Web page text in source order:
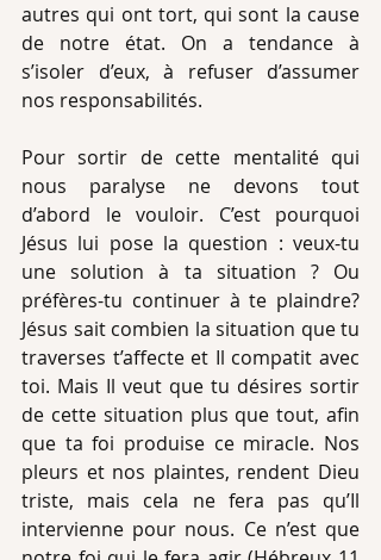
autres qui ont tort, qui sont la cause
de notre état. On a tendance à
s’isoler d’eux, à refuser d’assumer
nos responsabilités.
Pour sortir de cette mentalité qui
nous paralyse ne devons tout
d’abord le vouloir. C’est pourquoi
Jésus lui pose la question : veux-tu
une solution à ta situation ? Ou
préfères-tu continuer à te plaindre?
Jésus sait combien la situation que tu
traverses t’affecte et Il compatit avec
toi. Mais Il veut que tu désires sortir
de cette situation plus que tout, afin
que ta foi produise ce miracle. Nos
pleurs et nos plaintes, rendent Dieu
triste, mais cela ne fera pas qu’Il
intervienne pour nous. Ce n’est que